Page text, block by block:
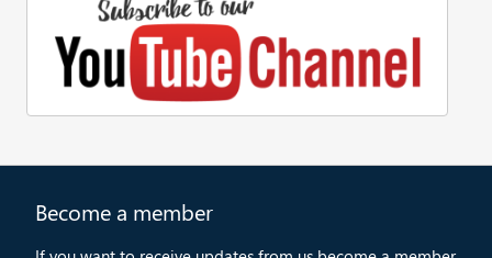
Become a member